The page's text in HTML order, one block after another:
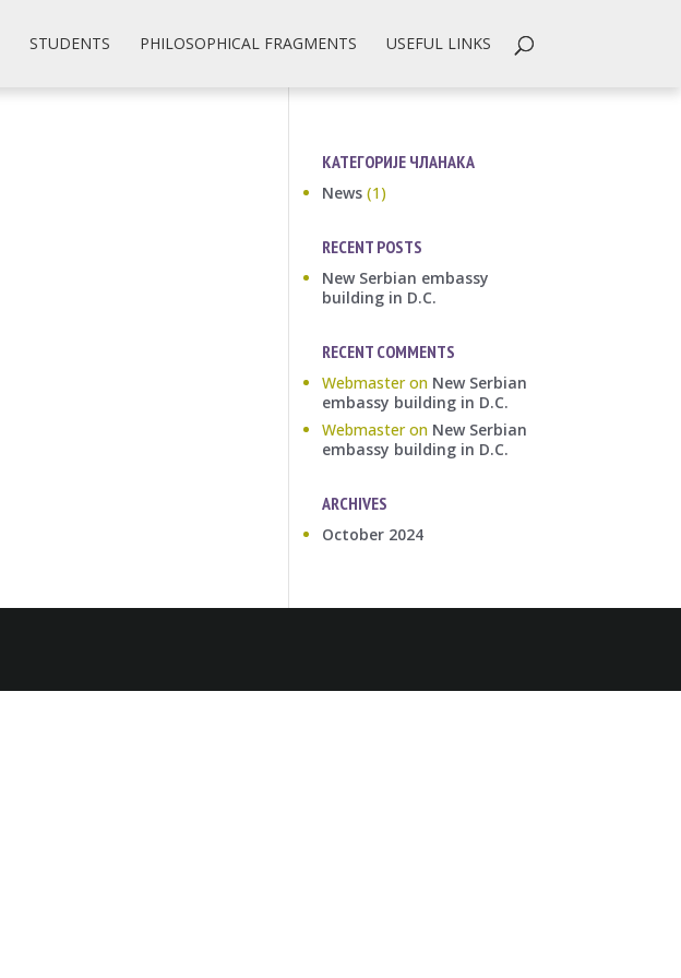
STUDENTS PHILOSOPHICAL FRAGMENTS USEFUL LINKS
КАТЕГОРИЈЕ ЧЛАНАКА
News (1)
RECENT POSTS
New Serbian embassy
building in D.C.
RECENT COMMENTS
Webmasteron New Serbian
embassy building in D.C.
Webmasteron New Serbian
embassy building in D.C.
ARCHIVES
October 2024